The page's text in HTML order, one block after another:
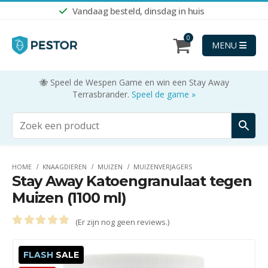
Vandaag besteld, dinsdag in huis
0
MENU
🐝 Speel de Wespen Game en win een Stay Away
Terrasbrander. Speel de game »
HOME KNAAGDIEREN MUIZEN MUIZENVERJAGERS
Stay Away Katoengranulaat tegen
Muizen (1100 ml)
(Er zijn nog geen reviews.)
FLASH SALE